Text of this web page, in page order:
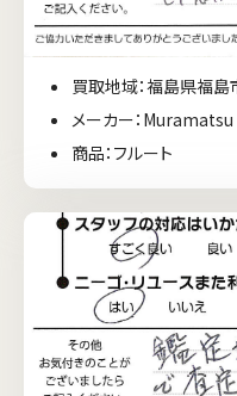
買取地域：福島県福島
メーカー：Muramatsu
商品：フルート